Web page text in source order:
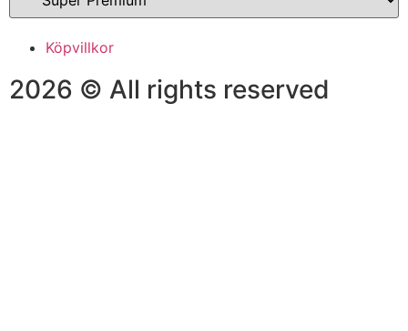
Köpvillkor
2026 © All rights reserved